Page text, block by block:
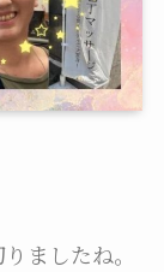
ましたね。